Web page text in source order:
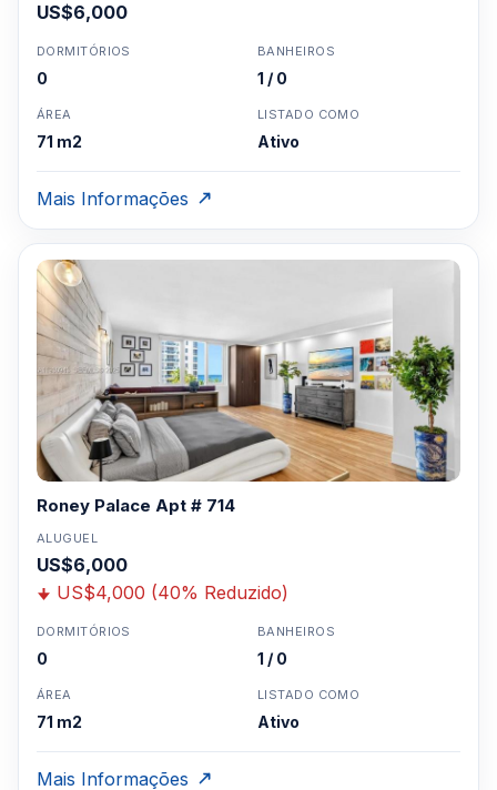
US$6,000
DORMITÓRIOS
0
BANHEIROS
1 / 0
ÁREA
71 m2
LISTADO COMO
Ativo
Mais Informações
Roney Palace Apt # 714
ALUGUEL
US$6,000
US$4,000 (40% Reduzido)
DORMITÓRIOS
0
BANHEIROS
1 / 0
ÁREA
71 m2
LISTADO COMO
Ativo
Mais Informações